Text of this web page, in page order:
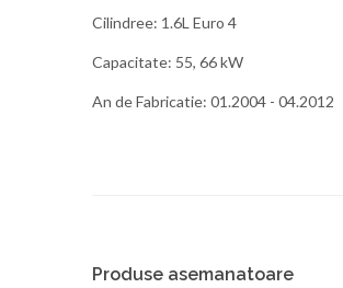
Cilindree: 1.6L Euro 4
Capacitate: 55, 66 kW
An de Fabricatie: 01.2004 - 04.2012
Produse asemanatoare